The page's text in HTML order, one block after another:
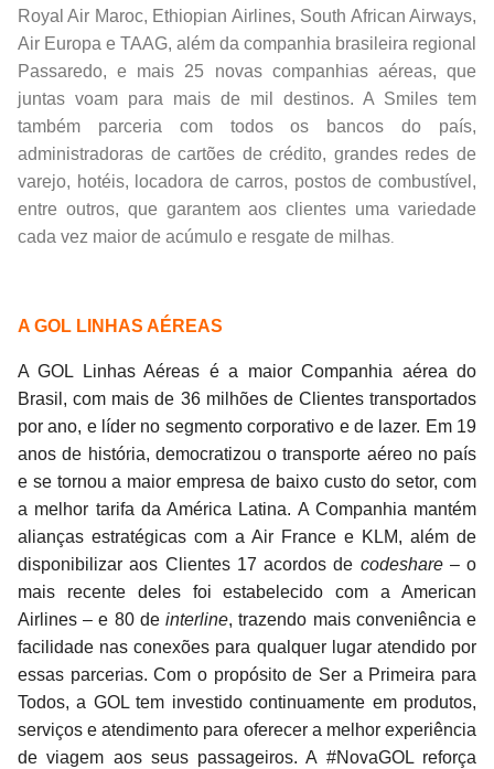
Royal Air Maroc, Ethiopian Airlines, South African Airways,
Air Europa e TAAG, além da companhia brasileira regional
Passaredo, e mais 25 novas companhias aéreas, que
juntas voam para mais de mil destinos. A Smiles tem
também parceria com ​todos os ​bancos do país,
administradoras de cartões de crédito, grandes redes de
varejo, hotéis, locadora de carros, postos de combustível,
entre outros, que garantem aos clientes uma variedade
cada vez maior de acúmulo e resgate de milhas.
A GOL LINHAS AÉREAS
A GOL Linhas Aéreas é a maior Companhia aérea do
Brasil, com mais de 36 milhões de Clientes transportados
por ano, e líder no segmento corporativo e de lazer. Em 19
anos de história, democratizou o transporte aéreo no país
e se tornou a maior empresa de baixo custo do setor, com
a melhor tarifa da América Latina. A Companhia mantém
alianças estratégicas com a Air France e KLM, além de
disponibilizar aos Clientes 17 acordos de codeshare– o
mais recente deles foi estabelecido com a American
Airlines – e 80 deinterline, trazendo mais conveniência e
facilidade nas conexões para qualquer lugar atendido por
essas parcerias. Com o propósito de Ser a Primeira para
Todos, a GOL tem investido continuamente em produtos,
serviços e atendimento para oferecer a melhor experiência
de viagem aos seus passageiros. A #NovaGOL reforça